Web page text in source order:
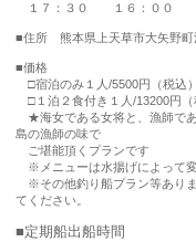
１７：３０ １６：００
■住所 熊本県上天草市大矢野町
■価格
□宿泊のみ１人/5500円（税込）
□１泊２食付き１人/13200円（
★海女である女将と、漁師で
島の漁師の味で
ご堪能頂くプランです
※メニューは水揚げによって
※その他釣り船プラン等あり
てください。
■定期船出船時間